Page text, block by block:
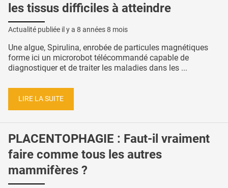
les tissus difficiles à atteindre
Actualité publiée il y a 8 années 8 mois
Une algue, Spirulina, enrobée de particules magnétiques
forme ici un microrobot télécommandé capable de
diagnostiquer et de traiter les maladies dans les ...
LIRE LA SUITE
PLACENTOPHAGIE : Faut-il vraiment
faire comme tous les autres
mammifères ?